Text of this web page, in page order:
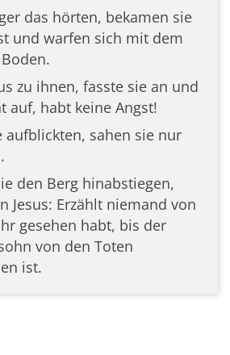
das hörten, bekamen sie
und warfen sich mit dem
zu ihnen, fasste sie an und
auf, habt keine Angst!
aufblickten, sahen sie nur
den Berg hinabstiegen,
Jesus: Erzählt niemand von
gesehen habt, bis der
von den Toten
ist.